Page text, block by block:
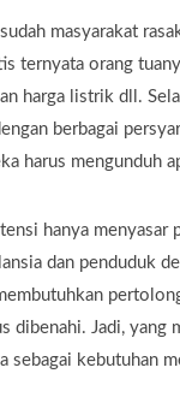
masyarakat
ternyata orang
harga listrik dll.
berbagai
harus mengunduh
hanya menyasar
dan penduduk
dibenahi. Jadi,
sebagai kebutuhan